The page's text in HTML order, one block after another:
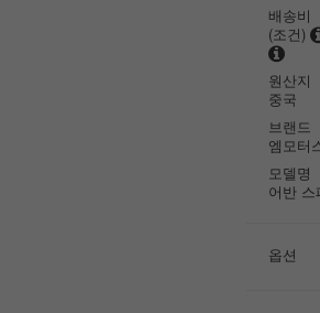
배송비
(조건)
원산지
중국
브랜드
엠모터
모델명
어반 스
옵션